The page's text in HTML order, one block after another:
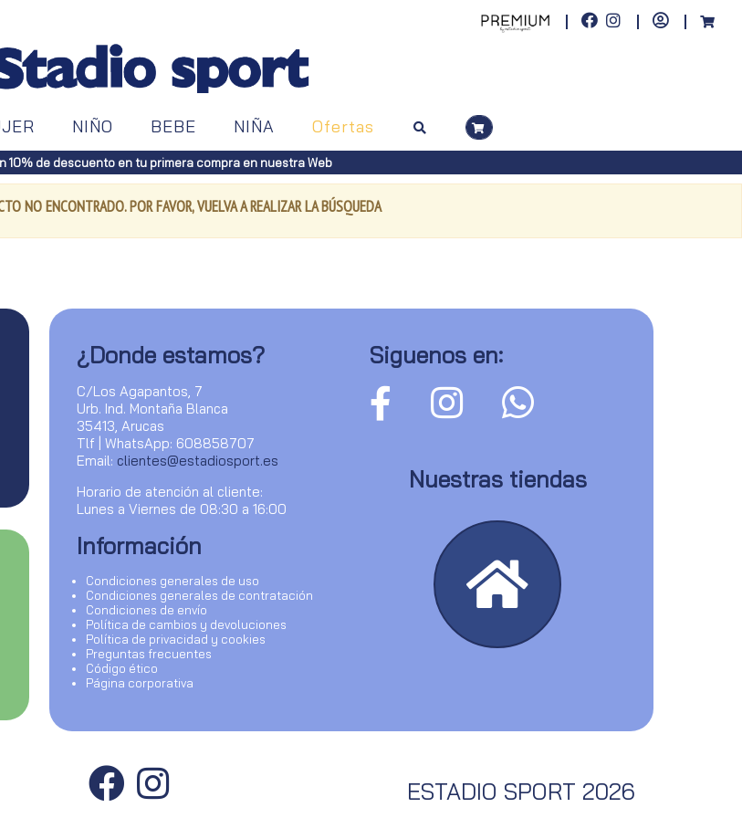
NIÑO BEBE NIÑA Ofertas
10% de descuento en tu primera compra en nuestra Web
NO ENCONTRADO. POR FAVOR, VUELVA A REALIZAR LA BÚSQUEDA
¿Donde estamos?
C/Los Agapantos, 7
Urb. Ind. Montaña Blanca
35413, Arucas
Tlf | WhatsApp: 608858707
Email: clientes@estadiosport.es
Horario de atención al cliente:
Lunes a Viernes de 08:30 a 16:00
Información
Condiciones generales de uso
Condiciones generales de contratación
Condiciones de envío
Política de cambios y devoluciones
Política de privacidad y cookies
Preguntas frecuentes
Código ético
Página corporativa
Siguenos en:
Nuestras tiendas
ESTADIO SPORT 2026